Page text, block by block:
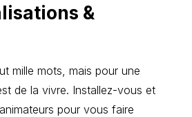
&
mille mots, mais pour une
de la vivre. Installez-vous et
pour vous faire